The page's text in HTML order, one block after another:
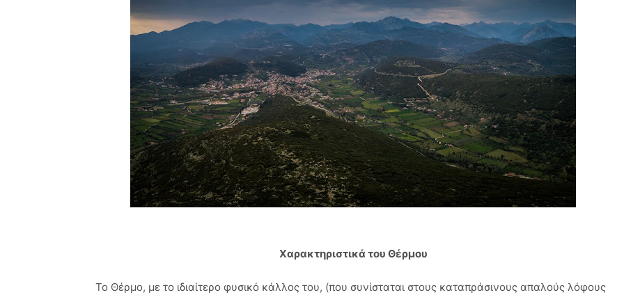
Χαρακτηριστικά του Θέρμου
Το Θέρμο, με το ιδιαίτερο φυσικό κάλλος του, (που συνίσταται στους καταπράσινους απαλούς λόφους